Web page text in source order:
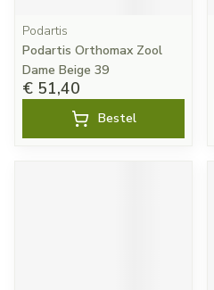
Podartis
Podartis Orthomax Zool
Dame Beige 39
€ 51,40
Bestel